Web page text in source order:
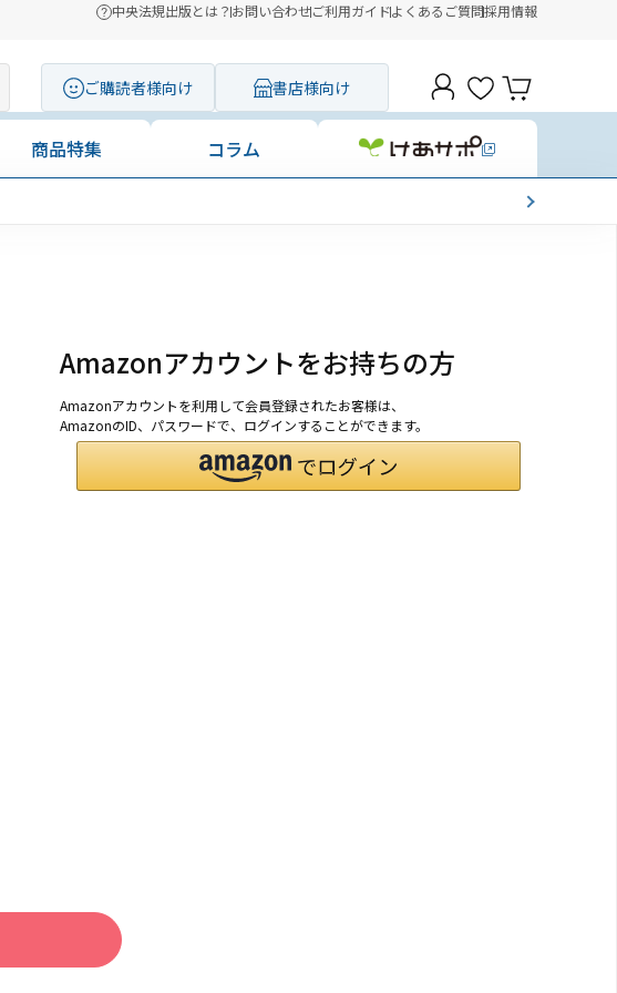
中央法規出版とは？お問い合わせご利用ガイドよくあるご質問採用情報
ご購読者様向け 書店様向け
商品特集 コラム
Amazonアカウントをお持ちの方
Amazonアカウントを利用して会員登録されたお客様は、
AmazonのID、パスワードで、ログインすることができます。